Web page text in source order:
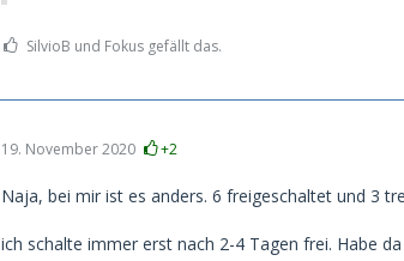
SilvioB und Fokus gefällt das.
19. November 2020 +2
Naja, bei mir ist es anders. 6 freigeschaltet und 3
ich schalte immer erst nach 2-4 Tagen frei. Habe